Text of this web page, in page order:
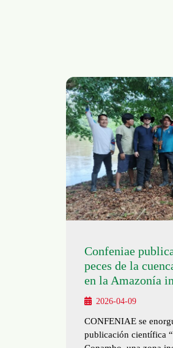
Confeniae
peces de la
en la Amazonía
2026-04-09
CONFENIAE se
publicación científica